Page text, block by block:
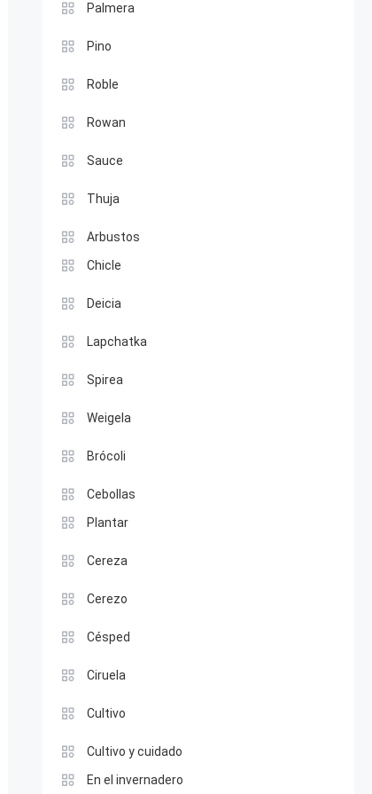
Palmera
Pino
Roble
Rowan
Sauce
Thuja
Arbustos
Chicle
Deicia
Lapchatka
Spirea
Weigela
Brócoli
Cebollas
Plantar
Cereza
Cerezo
Césped
Ciruela
Cultivo
Cultivo y cuidado
En el invernadero